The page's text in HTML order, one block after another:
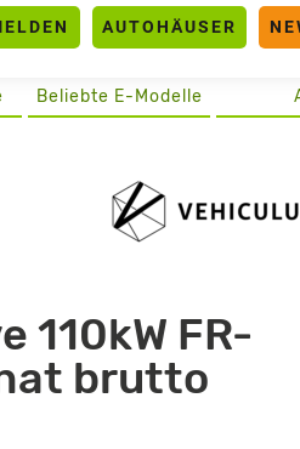
AUTOHÄUSER
Beliebte E-Modelle
110kW FR-
brutto